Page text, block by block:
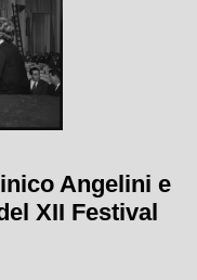
Angelini e
XII Festival